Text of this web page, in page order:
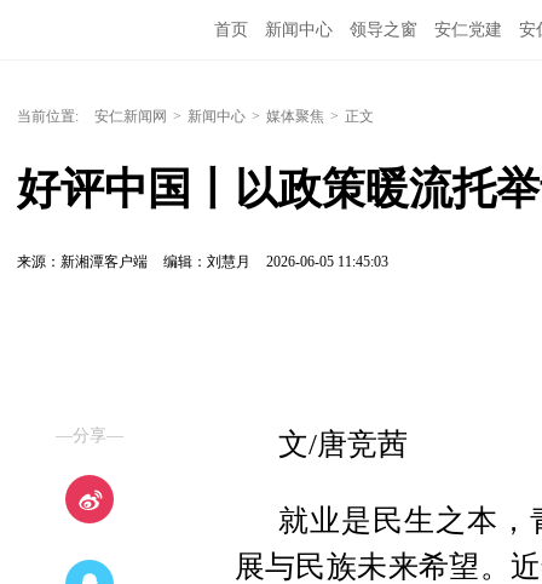
首页 新闻中心 领导之窗 安仁党建 安
当前位置: 安仁新闻网 > 新闻中心 > 媒体聚焦 > 正文
好评中国丨以政策暖流托
来源：新湘潭客户端 编辑：刘慧月 2026-06-05 11:45:03
—分享— 文/唐竞茜
就业是民生之本
展与民族未来希望。